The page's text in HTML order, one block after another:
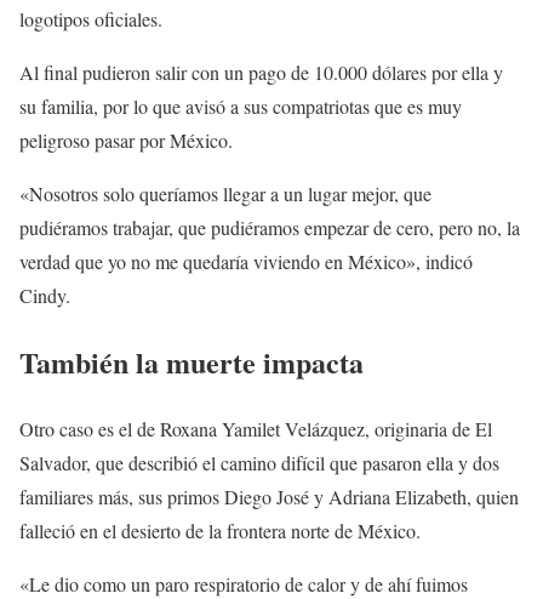
logotipos oficiales.
Al final pudieron salir con un pago de 10.000 dólares por ella y
su familia, por lo que avisó a sus compatriotas que es muy
peligroso pasar por México.
«Nosotros solo queríamos llegar a un lugar mejor, que
pudiéramos trabajar, que pudiéramos empezar de cero, pero no, la
verdad que yo no me quedaría viviendo en México», indicó
Cindy.
También la muerte impacta
Otro caso es el de Roxana Yamilet Velázquez, originaria de El
Salvador, que describió el camino difícil que pasaron ella y dos
familiares más, sus primos Diego José y Adriana Elizabeth, quien
falleció en el desierto de la frontera norte de México.
«Le dio como un paro respiratorio de calor y de ahí fuimos